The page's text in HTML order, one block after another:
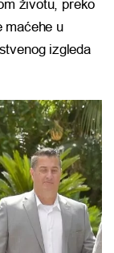
životu, preko
maćehe u
izgleda